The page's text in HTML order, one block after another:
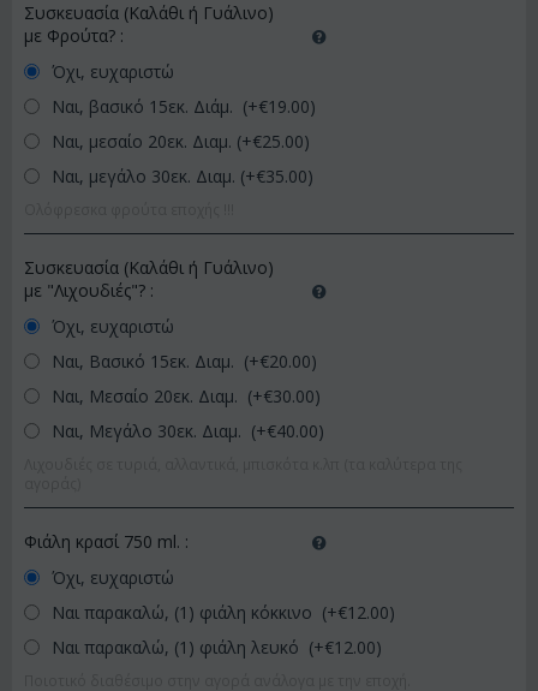
Συσκευασία (Καλάθι ή Γυάλινο)
με Φρούτα? :
Όχι, ευχαριστώ
Ναι, βασικό 15εκ. Διάμ. (+€19.00)
Ναι, μεσαίο 20εκ. Διαμ. (+€25.00)
Ναι, μεγάλο 30εκ. Διαμ. (+€35.00)
Συσκευασία (Καλάθι ή Γυάλινο)
με "Λιχουδιές"? :
Όχι, ευχαριστώ
Ναι, Βασικό 15εκ. Διαμ. (+€20.00)
Ναι, Μεσαίο 20εκ. Διαμ. (+€30.00)
Ναι, Μεγάλο 30εκ. Διαμ. (+€40.00)
Φιάλη κρασί 750 ml. :
Όχι, ευχαριστώ
Ναι παρακαλώ, (1) φιάλη κόκκινο (+€12.00)
Ναι παρακαλώ, (1) φιάλη λευκό (+€12.00)